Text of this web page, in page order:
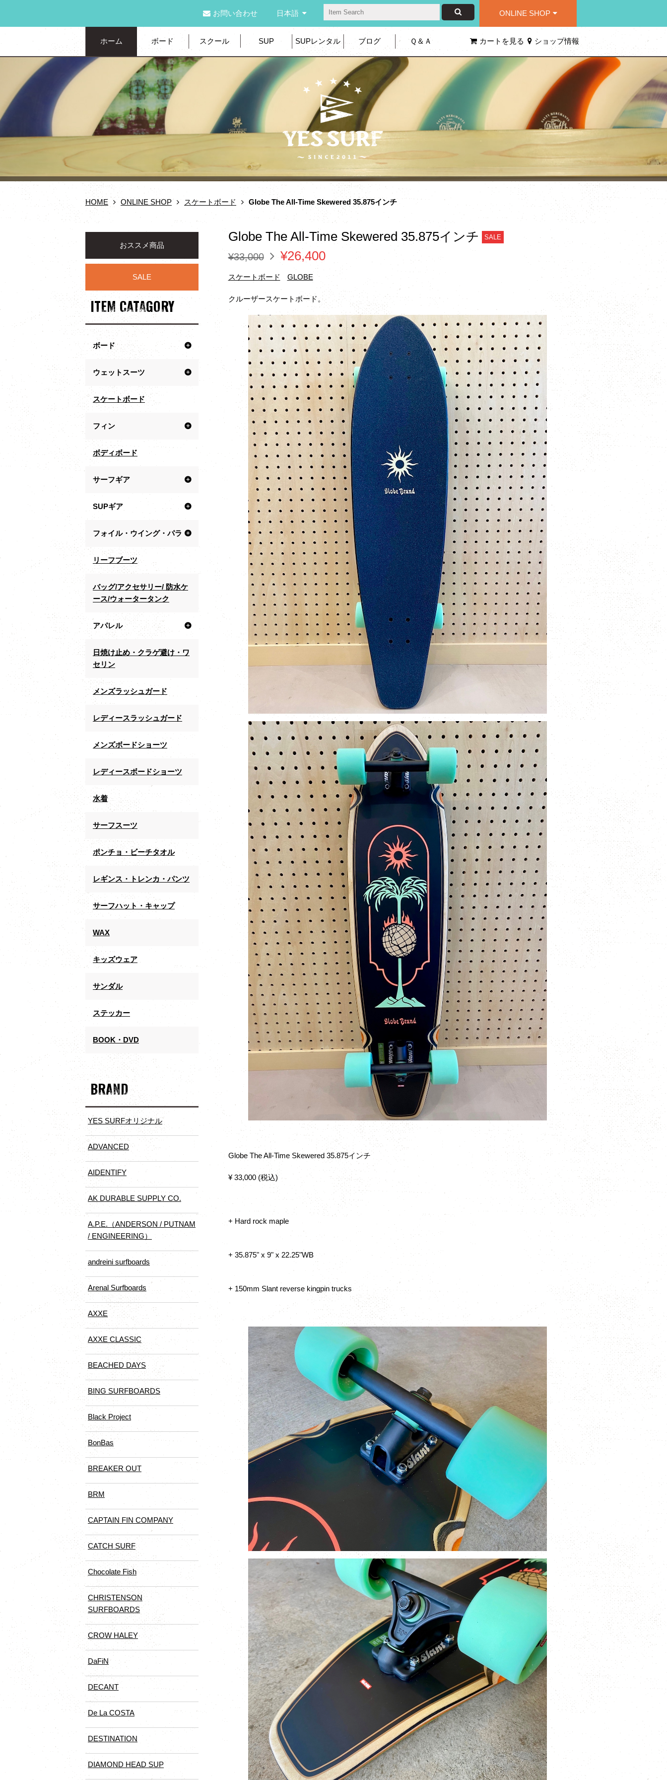
お問い合わせ 日本語 ONLINE SHOP
ホーム ボード スクール SUP SUPレンタル ブログ Ｑ＆Ａ カートを見る ショップ情報
HOME ONLINE SHOP スケートボード Globe The All-Time Skewered 35.875インチ
Globe The All-Time Skewered 35.875インチ SALE
¥33,000 ¥26,400
スケートボード GLOBE
クルーザースケートボード。
Globe The All-Time Skewered 35.875インチ
¥ 33,000 (税込)
+ Hard rock maple
+ 35.875" x 9" x 22.25"WB
+ 150mm Slant reverse kingpin trucks
おススメ商品
SALE
ITEM CATAGORY
ボード
ウェットスーツ
スケートボード
フィン
ボディボード
サーフギア
SUPギア
フォイル・ウイング・パラ
リーフブーツ
バッグ/アクセサリー/ 防水ケ
ース/ウォータータンク
アパレル
日焼け止め・クラゲ避け・ワ
セリン
メンズラッシュガード
レディースラッシュガード
メンズボードショーツ
レディースボードショーツ
水着
サーフスーツ
ポンチョ・ビーチタオル
レギンス・トレンカ・パンツ
サーフハット・キャップ
WAX
キッズウェア
サンダル
ステッカー
BOOK・DVD
BRAND
YES SURFオリジナル
ADVANCED
AIDENTIFY
AK DURABLE SUPPLY CO.
A.P.E.（ANDERSON / PUTNAM
/ ENGINEERING）
andreini surfboards
Arenal Surfboards
AXXE
AXXE CLASSIC
BEACHED DAYS
BING SURFBOARDS
Black Project
BonBas
BREAKER OUT
BRM
CAPTAIN FIN COMPANY
CATCH SURF
Chocolate Fish
CHRISTENSON
SURFBOARDS
CROW HALEY
DaFiN
DECANT
De La COSTA
DESTINATION
DIAMOND HEAD SUP